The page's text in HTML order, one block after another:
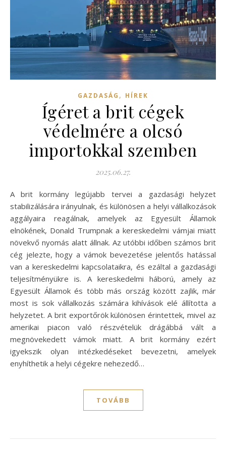
GAZDASÁG , HÍREK
Ígéret a brit cégek
védelmére a olcsó
importokkal szemben
2025.06.27.
A brit kormány legújabb tervei a gazdasági helyzet
stabilizálására irányulnak, és különösen a helyi vállalkozások
aggályaira reagálnak, amelyek az Egyesült Államok
elnökének, Donald Trumpnak a kereskedelmi vámjai miatt
növekvő nyomás alatt állnak. Az utóbbi időben számos brit
cég jelezte, hogy a vámok bevezetése jelentős hatással
van a kereskedelmi kapcsolataikra, és ezáltal a gazdasági
teljesítményükre is. A kereskedelmi háború, amely az
Egyesült Államok és több más ország között zajlik, már
most is sok vállalkozás számára kihívások elé állította a
helyzetet. A brit exportőrök különösen érintettek, mivel az
amerikai piacon való részvételük drágábbá vált a
megnövekedett vámok miatt. A brit kormány ezért
igyekszik olyan intézkedéseket bevezetni, amelyek
enyhíthetik a helyi cégekre nehezedő…
TOVÁBB